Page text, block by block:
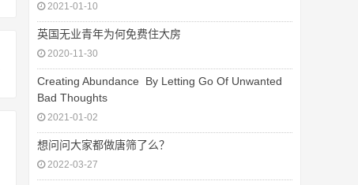
2021-01-10
英国无业青年为何免费住大房
2020-11-30
Creating Abundance  By Letting Go Of Unwanted
Bad Thoughts
2021-01-02
想问问大家都做唐筛了么？
2022-03-27